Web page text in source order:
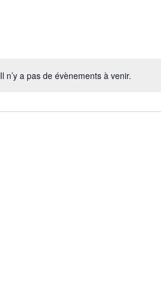
Il n’y a pas de évènements à venir.